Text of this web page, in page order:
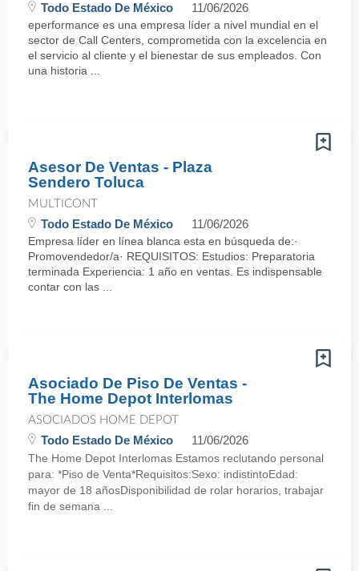
Todo Estado De México 11/06/2026
eperformance es una empresa líder a nivel mundial en el
sector de Call Centers, comprometida con la excelencia en
el servicio al cliente y el bienestar de sus empleados. Con
una historia ...
Asesor De Ventas - Plaza
Sendero Toluca
MULTICONT
Todo Estado De México 11/06/2026
Empresa líder en línea blanca esta en búsqueda de:·
Promovendedor/a· REQUISITOS: Estudios: Preparatoria
terminada Experiencia: 1 año en ventas. Es indispensable
contar con las ...
Asociado De Piso De Ventas -
The Home Depot Interlomas
ASOCIADOS HOME DEPOT
Todo Estado De México 11/06/2026
The Home Depot Interlomas Estamos reclutando personal
para: *Piso de Venta*Requisitos:Sexo: indistintoEdad:
mayor de 18 añosDisponibilidad de rolar horarios, trabajar
fin de semana ...